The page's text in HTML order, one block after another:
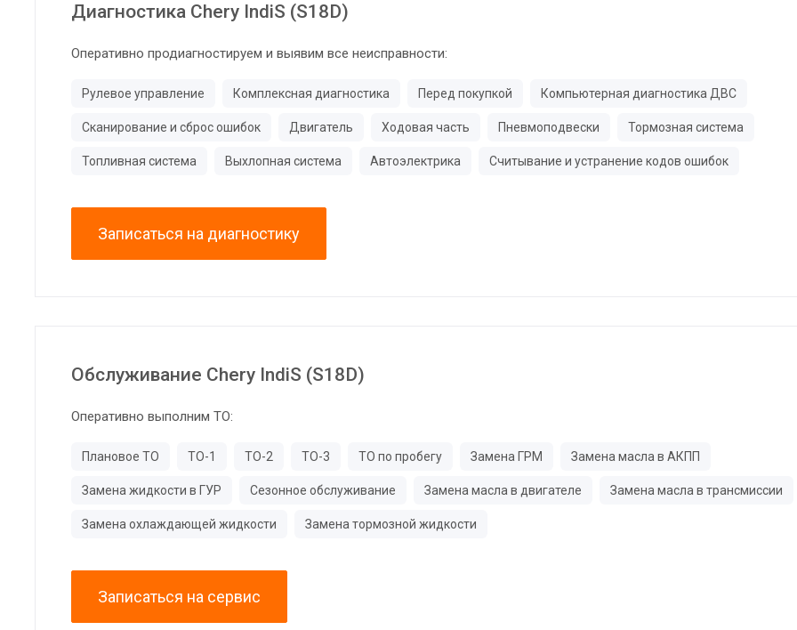
Диагностика Chery IndiS (S18D)
Оперативно продиагностируем и выявим все неисправности:
Рулевое управление Комплексная диагностика Перед покупкой Компьютерная диагностика ДВС
Сканирование и сброс ошибок Двигатель Ходовая часть Пневмоподвески Тормозная система
Топливная система Выхлопная система Автоэлектрика Считывание и устранение кодов ошибок
Записаться на диагностику
Обслуживание Chery IndiS (S18D)
Оперативно выполним ТО:
Плановое ТО ТО-1 ТО-2 ТО-3 ТО по пробегу Замена ГРМ Замена масла в АКПП
Замена жидкости в ГУР Сезонное обслуживание Замена масла в двигателе Замена масла в трансмиссии
Замена охлаждающей жидкости Замена тормозной жидкости
Записаться на сервис